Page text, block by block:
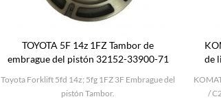
TOYOTA 5F 14z 1FZ Tambor de
embrague del pistón 32152-33900-71
Toyota Forklift 5fd 14z; 5fg 1FZ 3F Embrague del
pistón Tambor.
de
/